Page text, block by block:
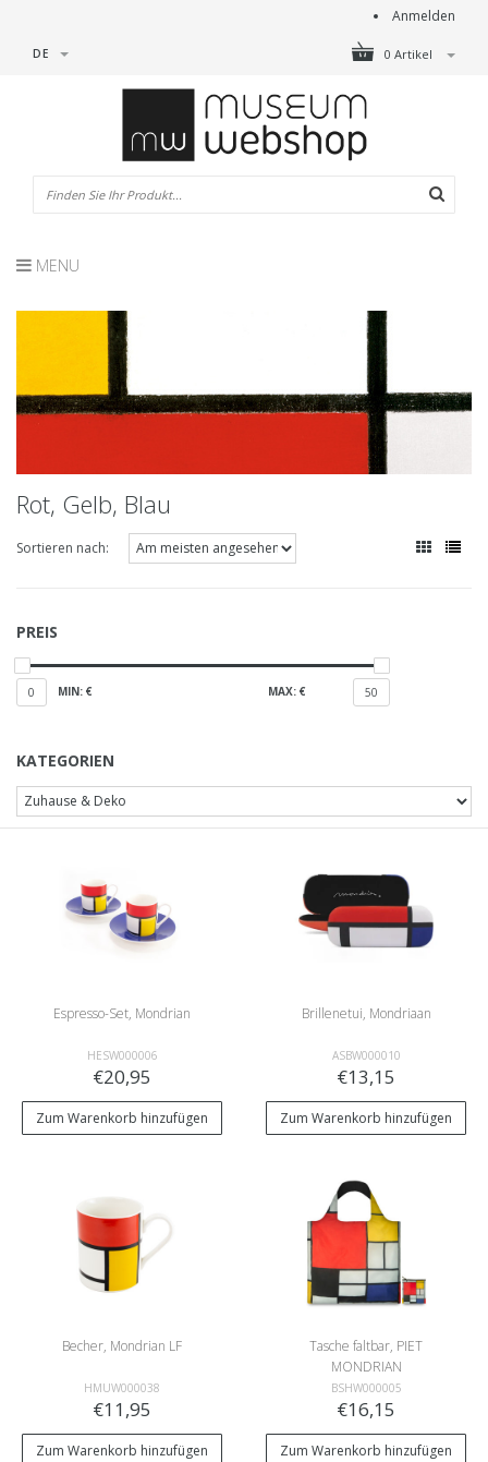
Anmelden
0 Artikel
DE
MENU
Rot, Gelb, Blau
Sortieren nach:
PREIS
0 MIN: € MAX: € 50
KATEGORIEN
Espresso-Set, Mondrian
HESW000006
€20,95
Zum Warenkorb hinzufügen
Brillenetui, Mondriaan
ASBW000010
€13,15
Zum Warenkorb hinzufügen
Becher, Mondrian LF
HMUW000038
€11,95
Zum Warenkorb hinzufügen
Tasche faltbar, PIET
MONDRIAN
Zusammensetzung
BSHW000005
€16,15
Zum Warenkorb hinzufügen